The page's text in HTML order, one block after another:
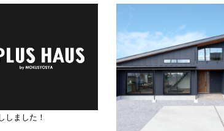
しました！